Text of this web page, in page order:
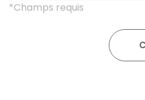
*Champs requis